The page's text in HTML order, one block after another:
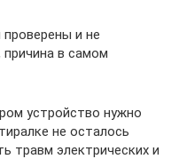
и не
в самом
устройство нужно
не осталось
травм электрических и